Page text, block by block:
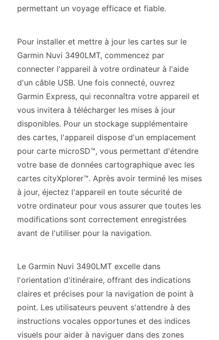
permettant un voyage efficace et fiable.
Pour installer et mettre à jour les cartes sur le
Garmin Nuvi 3490LMT, commencez par
connecter l'appareil à votre ordinateur à l'aide
d'un câble USB. Une fois connecté, ouvrez
Garmin Express, qui reconnaîtra votre appareil et
vous invitera à télécharger les mises à jour
disponibles. Pour un stockage supplémentaire
des cartes, l'appareil dispose d'un emplacement
pour carte microSD™, vous permettant d'étendre
votre base de données cartographique avec les
cartes cityXplorer™. Après avoir terminé les mises
à jour, éjectez l'appareil en toute sécurité de
votre ordinateur pour vous assurer que toutes les
modifications sont correctement enregistrées
avant de l'utiliser pour la navigation.
Le Garmin Nuvi 3490LMT excelle dans
l'orientation d'itinéraire, offrant des indications
claires et précises pour la navigation de point à
point. Les utilisateurs peuvent s'attendre à des
instructions vocales opportunes et des indices
visuels pour aider à naviguer dans des zones